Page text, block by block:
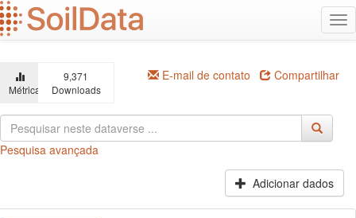
Ir
para
o
principal
Métricas
9,371
Downloads
E-mail de contato Compartilhar
Pesquisa avançada
Adicionar dados